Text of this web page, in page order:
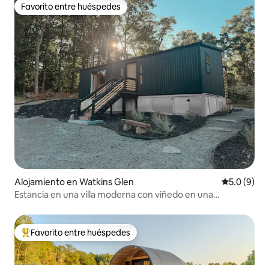
Favorito entre huéspedes
Favorito entre huéspedes
Alojamiento en Watkins Glen
5.0 (9)
Estancia en una villa moderna con viñedo en una
Favorito entre huéspedes preferido
Favorito entre huéspedes